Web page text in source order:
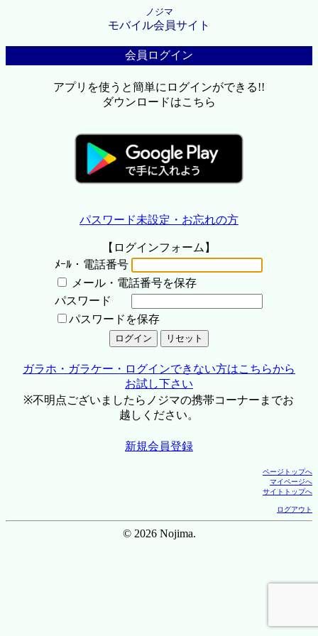
ノジマ
モバイル会員サイト
会員ログイン
アプリを使うと簡単にログインができる!!
ダウンロードはこちら
パスワード未設定・お忘れの方
【ログインフォーム】
ﾒｰﾙ・電話番号
メール・電話番号を保存
パスワード
パスワードを保存
ガラホ・ガラケー・ログインできない方はこちらから
お試し下さい
※不明点ございましたらノジマの携帯コーナーまでお
越しください。
新規会員登録
ページトップへ
マイページへ
サイトトップへ
ログアウト
© 2026 Nojima.